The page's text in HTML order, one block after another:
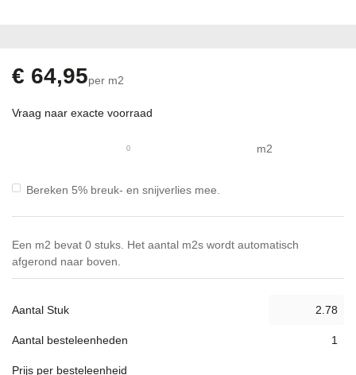
begin
van
afbeeldingen-
€ 64,95per m2
Vraag naar exacte voorraad
m2
Bereken 5% breuk- en snijverlies mee.
Een m2 bevat 0 stuks. Het aantal m2s wordt automatisch
afgerond naar boven.
Aantal Stuk
Aantal besteleenheden
Prijs per besteleenheid